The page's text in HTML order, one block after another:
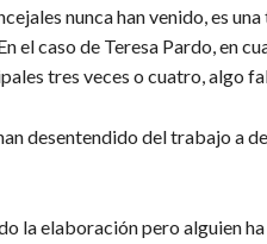
nunca han venido, es
el caso de Teresa Pardo, en
tres veces o cuatro, algo
desentendido del trabajo a
la elaboración pero alguien